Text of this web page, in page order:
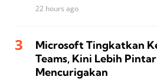
22 hours ago
Microsoft Tingkatkan
Teams, Kini Lebih
Mencurigakan